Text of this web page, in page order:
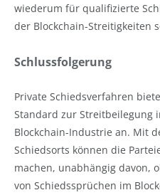
wiederum für qualifizierte
der Blockchain-Streitigkeiten
Schlussfolgerung
Private Schiedsverfahren
Standard zur Streitbeilegung
Blockchain-Industrie an. Mit
Schiedsorts können die
machen, unabhängig davon,
von Schiedssprüchen im